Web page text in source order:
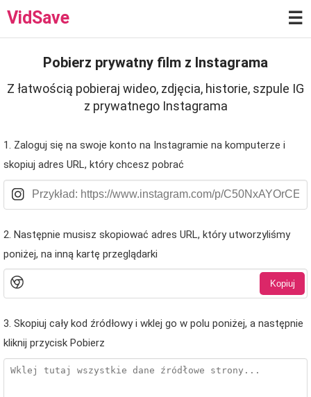
VidSave ☰
Pobierz prywatny film z Instagrama
Z łatwością pobieraj wideo, zdjęcia, historie, szpule IG
z prywatnego Instagrama
1. Zaloguj się na swoje konto na Instagramie na komputerze i
skopiuj adres URL, który chcesz pobrać
2. Następnie musisz skopiować adres URL, który utworzyliśmy
poniżej, na inną kartę przeglądarki
Kopiuj
3. Skopiuj cały kod źródłowy i wklej go w polu poniżej, a następnie
kliknij przycisk Pobierz